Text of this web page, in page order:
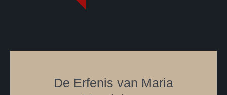
De Erfenis van Maria